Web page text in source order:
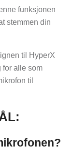
funksjonen
stemmen din
til HyperX
for alle som
til